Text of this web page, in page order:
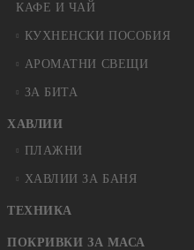
КАФЕ И ЧАЙ
КУХНЕНСКИ ПОСОБИЯ
АРОМАТНИ СВЕЩИ
ЗА БИТА
ХАВЛИИ
ПЛАЖНИ
ХАВЛИИ ЗА БАНЯ
ТЕХНИКА
ПОКРИВКИ ЗА МАСА